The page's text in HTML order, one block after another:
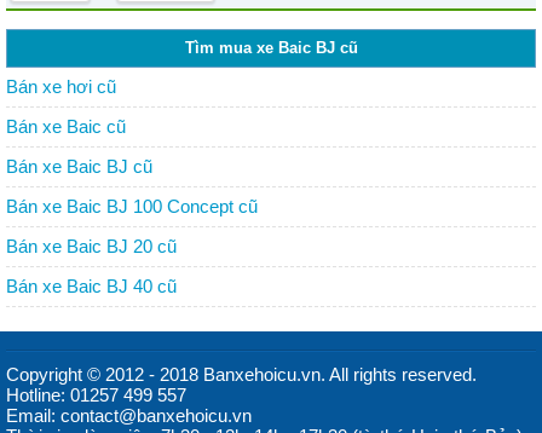
Tìm mua xe Baic BJ cũ
Bán xe hơi cũ
Bán xe Baic cũ
Bán xe Baic BJ cũ
Bán xe Baic BJ 100 Concept cũ
Bán xe Baic BJ 20 cũ
Bán xe Baic BJ 40 cũ
Copyright © 2012 - 2018 Banxehoicu.vn. All rights reserved.
Hotline: 01257 499 557
Email: contact@banxehoicu.vn